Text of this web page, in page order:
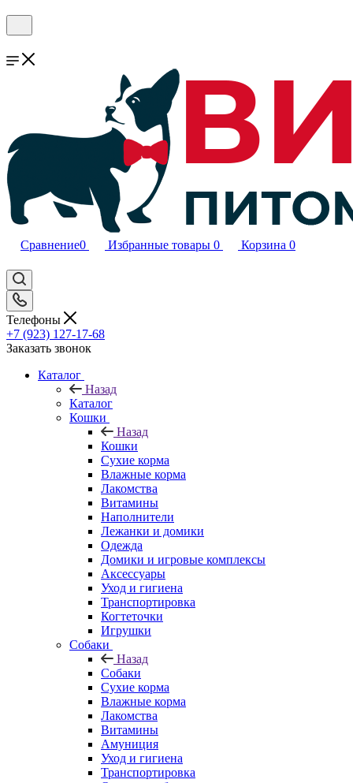
Сравнение0 Избранные товары 0 Корзина 0
Телефоны
+7 (923) 127-17-68
Заказать звонок
Каталог
Назад
Каталог
Кошки
Назад
Кошки
Сухие корма
Влажные корма
Лакомства
Витамины
Наполнители
Лежанки и домики
Одежда
Домики и игровые комплексы
Аксессуары
Уход и гигиена
Транспортировка
Когтеточки
Игрушки
Собаки
Назад
Собаки
Сухие корма
Влажные корма
Лакомства
Витамины
Амуниция
Уход и гигиена
Транспортировка